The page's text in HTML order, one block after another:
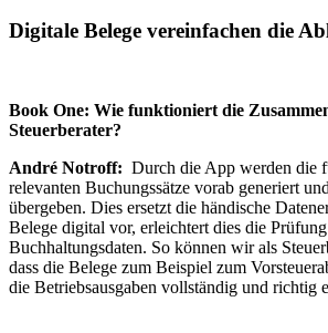
Digitale Belege vereinfachen die
Book One: Wie funktioniert die
Steuerberater?
André Notroff: Durch die App werden die
relevanten Buchungssätze vorab generiert
übergeben. Dies ersetzt die händische
Belege digital vor, erleichtert dies die
Buchhaltungsdaten. So können wir als
dass die Belege zum Beispiel zum
die Betriebsausgaben vollständig und richtig